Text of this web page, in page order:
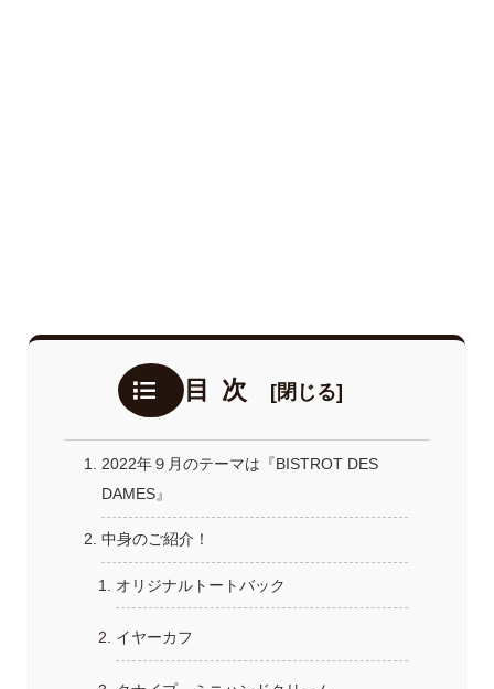
目次
2022年９月のテーマは『BISTROT DES
DAMES』
中身のご紹介！
オリジナルトートバック
イヤーカフ